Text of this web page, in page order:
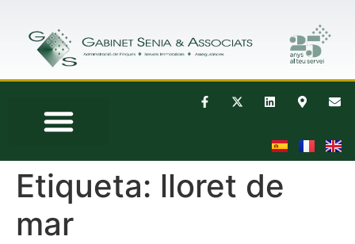
Etiqueta: lloret de
mar